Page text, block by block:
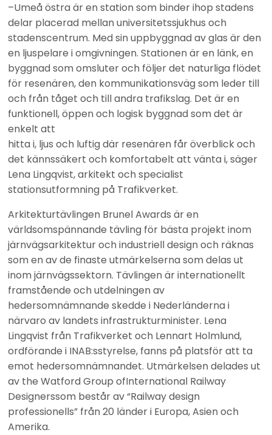
–Umeå östra är en station som binder ihop stadens
delar placerad mellan universitetssjukhus och
stadenscentrum. Med sin uppbyggnad av glas är den
en ljuspelare i omgivningen. Stationen är en länk, en
byggnad som omsluter och följer det naturliga flödet
för resenären, den kommunikationsväg som leder till
och från tåget och till andra trafikslag. Det är en
funktionell, öppen och logisk byggnad som det är
enkelt att
hitta i, ljus och luftig där resenären får överblick och
det kännssäkert och komfortabelt att vänta i, säger
Lena Lingqvist, arkitekt och specialist
stationsutformning på Trafikverket.
Arkitekturtävlingen Brunel Awards är en
världsomspännande tävling för bästa projekt inom
järnvägsarkitektur och industriell design och räknas
som en av de finaste utmärkelserna som delas ut
inom järnvägssektorn. Tävlingen är internationellt
framstående och utdelningen av
hedersomnämnande skedde i Nederländerna i
närvaro av landets infrastrukturminister. Lena
Lingqvist från Trafikverket och Lennart Holmlund,
ordförande i INAB:sstyrelse, fanns på platsför att ta
emot hedersomnämnandet. Utmärkelsen delades ut
av the Watford Group ofInternational Railway
Designerssom består av “Railway design
professionells” från 20 länder i Europa, Asien och
Amerika.